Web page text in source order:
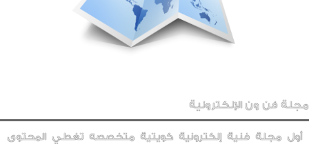
مجلة فن ون الإلكترونية
أول مجلة فنية إلكترونية كويتية متخصصه تغطي المحتوى